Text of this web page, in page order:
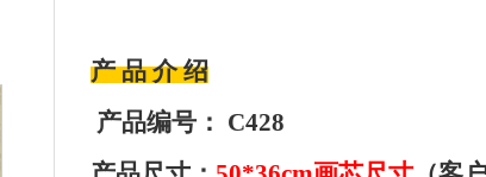
产 品 介 绍
产品编号： C428